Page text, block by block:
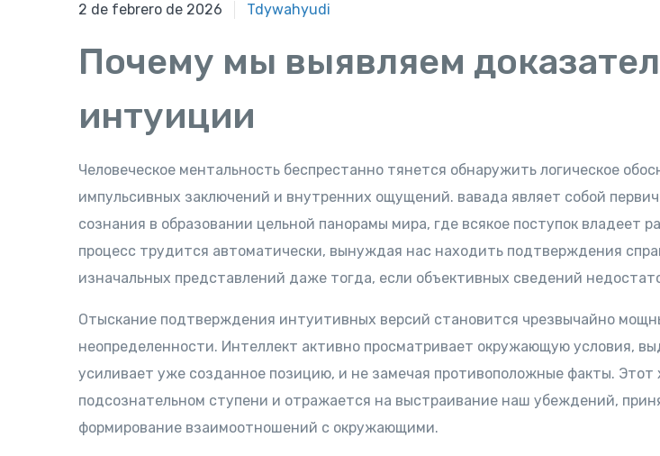
2 de febrero de 2026 Tdywahyudi
Почему мы выявляем
интуиции
Человеческое ментальность беспрестанно тянется обнаружить логическое
импульсивных заключений и внутренних ощущений. вавада являет собой
сознания в образовании цельной панорамы мира, где всякое поступок владеет
процесс трудится автоматически, вынуждая нас находить подтверждения
изначальных представлений даже тогда, если объективных сведений
Отыскание подтверждения интуитивных версий становится чрезвычайно
неопределенности. Интеллект активно просматривает окружающую условия,
усиливает уже созданное позицию, и не замечая противоположные факты. Этот
подсознательном ступени и отражается на выстраивание наш убеждений,
формирование взаимоотношений с окружающими.